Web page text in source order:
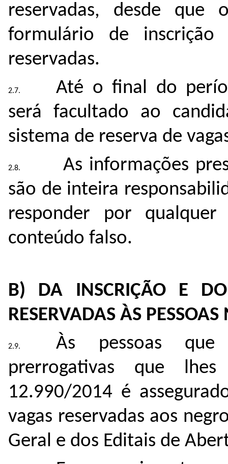
reservadas, desde
formulário de
reservadas.
Até o final do
será facultado ao
sistema de reserva de
As informações
são de inteira
responder por
conteúdo falso.
B) DA INSCRIÇÃO E
RESERVADAS ÀS PESSOAS
Às pessoas
prerrogativas que
12.990/2014 é
vagas reservadas aos
Geral e dos Editais de